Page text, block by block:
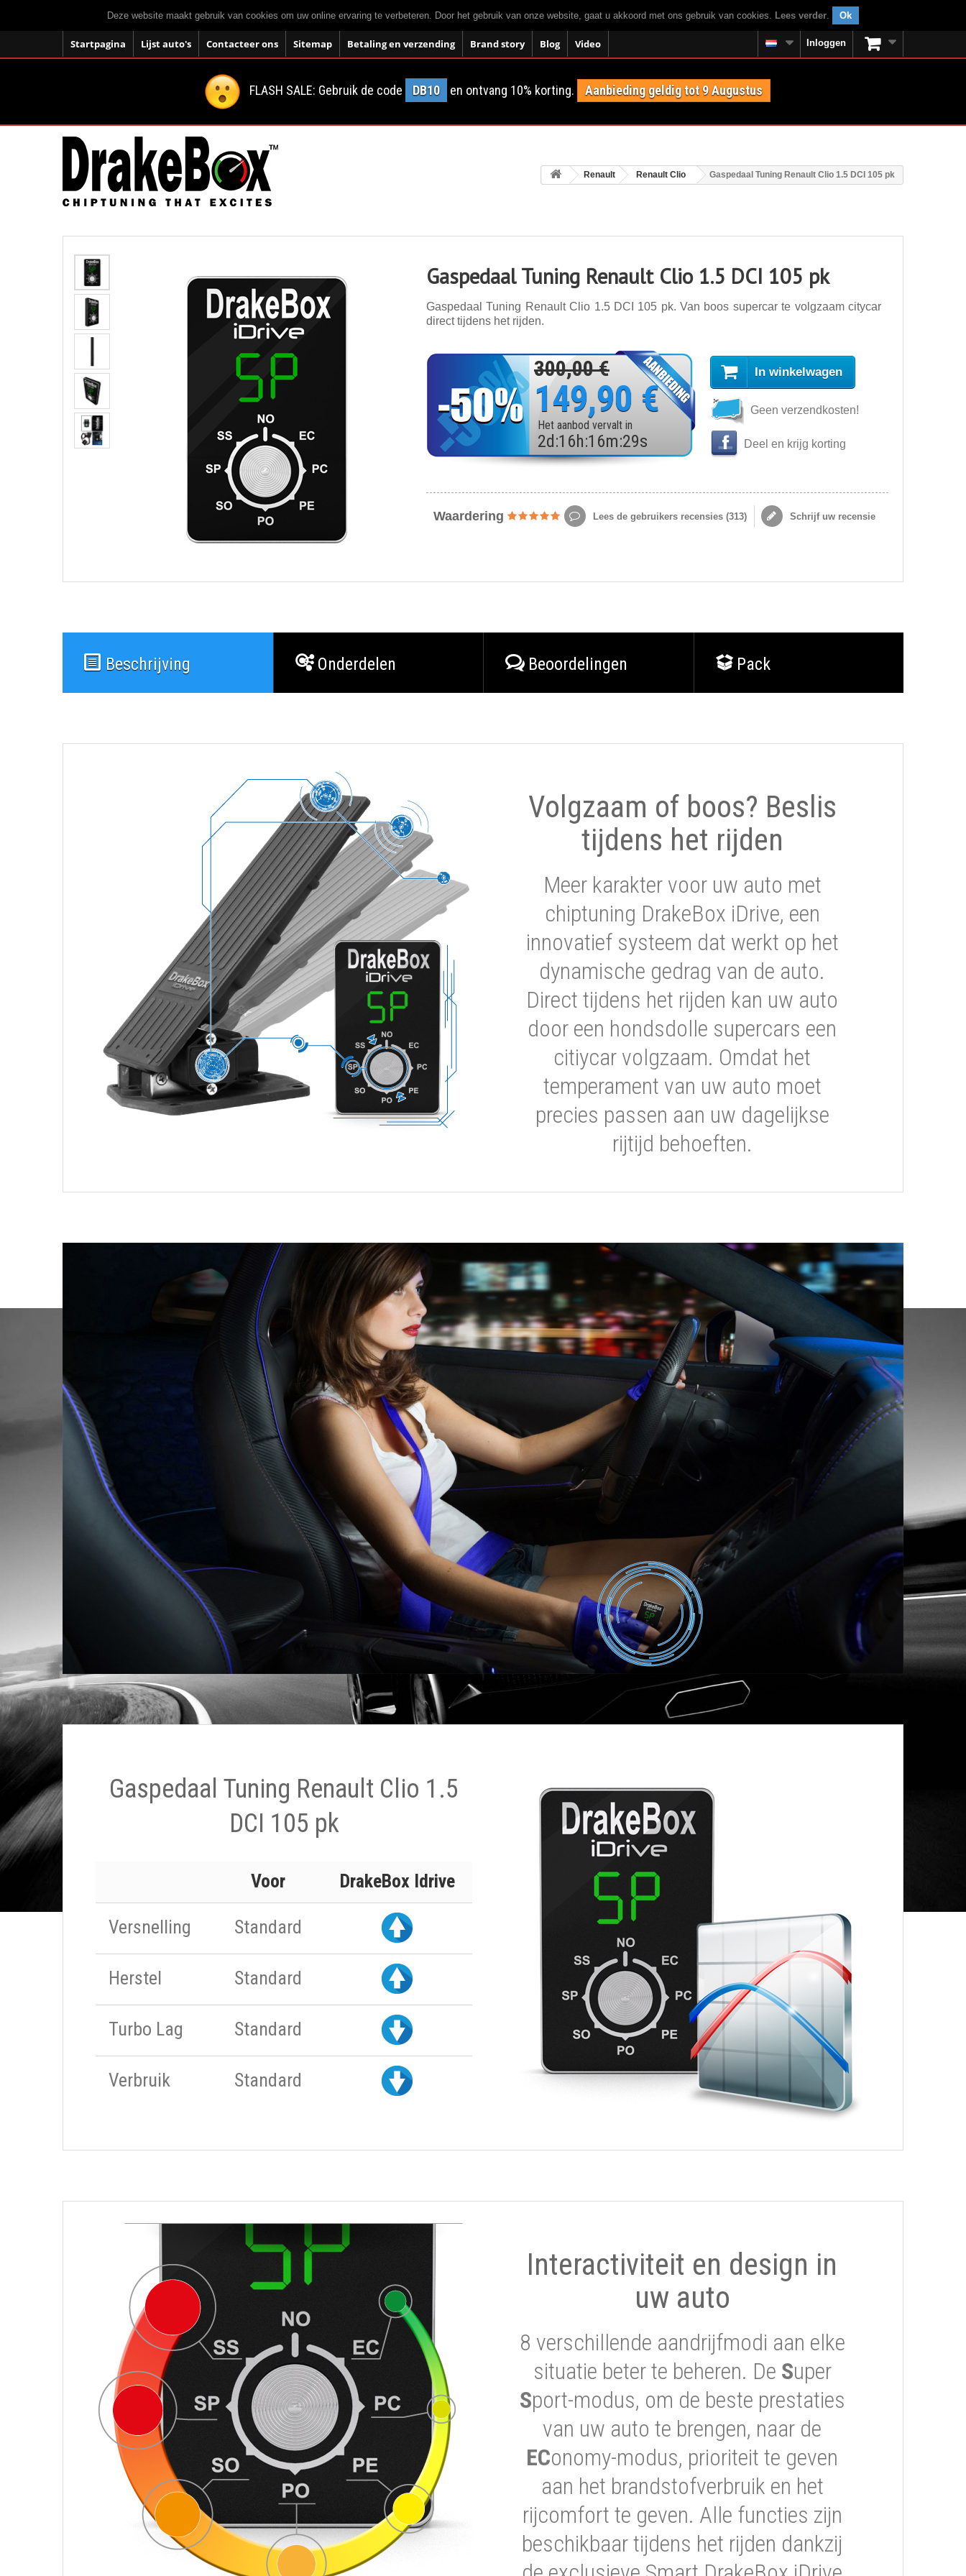
Deze website maakt gebruik van cookies om uw online ervaring te verbeteren. Door het gebruik van onze website, gaat u akkoord met ons gebruik van cookies. Lees verder. Ok
Startpagina Lijst auto's Contacteer ons Sitemap Betaling en verzending Brand story Blog Video Inloggen
FLASH SALE: Gebruik de code DB10 en ontvang 10% korting. Aanbieding geldig tot 9 Augustus
Renault Renault Clio Gaspedaal Tuning Renault Clio 1.5 DCI 105 pk
Gaspedaal Tuning Renault Clio 1.5 DCI 105 pk
Gaspedaal Tuning Renault Clio 1.5 DCI 105 pk. Van boos supercar te volgzaam citycar
direct tijdens het rijden.
300,00 €
149,90 €
Het aanbod vervalt in
2d :16h:16m:27s
In winkelwagen
Geen verzendkosten!
Deel en krijg korting
Waardering Lees de gebruikers recensies (313) Schrijf uw recensie
Beschrijving Onderdelen Beoordelingen Pack
Volgzaam of boos? Beslis
tijdens het rijden
Meer karakter voor uw auto met
chiptuning DrakeBox iDrive, een
innovatief systeem dat werkt op het
dynamische gedrag van de auto.
Direct tijdens het rijden kan uw auto
door een hondsdolle supercars een
citiycar volgzaam. Omdat het
temperament van uw auto moet
precies passen aan uw dagelijkse
rijtijd behoeften.
Gaspedaal Tuning Renault Clio 1.5
DCI 105 pk
Voor DrakeBox Idrive
Versnelling Standard
Herstel Standard
Turbo Lag Standard
Verbruik Standard
Interactiviteit en design in
uw auto
8 verschillende aandrijfmodi aan elke
situatie beter te beheren. De Super
Sport-modus, om de beste prestaties
van uw auto te brengen, naar de
EConomy-modus, prioriteit te geven
aan het brandstofverbruik en het
rijcomfort te geven. Alle functies zijn
beschikbaar tijdens het rijden dankzij